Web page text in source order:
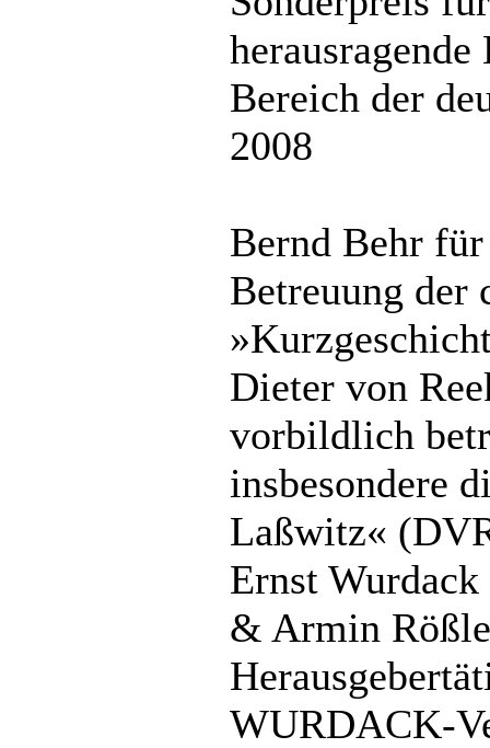
Bereich der
2008
Bernd Behr
Betreuung der
Dieter von
vorbildlich
insbesondere
Laßwitz«
Ernst
& Armin
WURDACK-